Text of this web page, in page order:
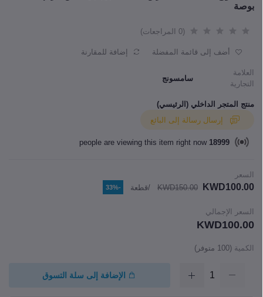
بوصة
(0 المراجعات)
أضف إلى قائمة المفضلة إضافة للمقارنة
العلامة
التجارية
سامسونج
منتج المتجر الداخلي (الرئيسي)
18999
السعر
KWD100.00
KWD150.00 /قطعة -33%
السعر الإجمالي
KWD100.00
الكمية (
100 متوفر)
الإضافة إلى سلة التسوق